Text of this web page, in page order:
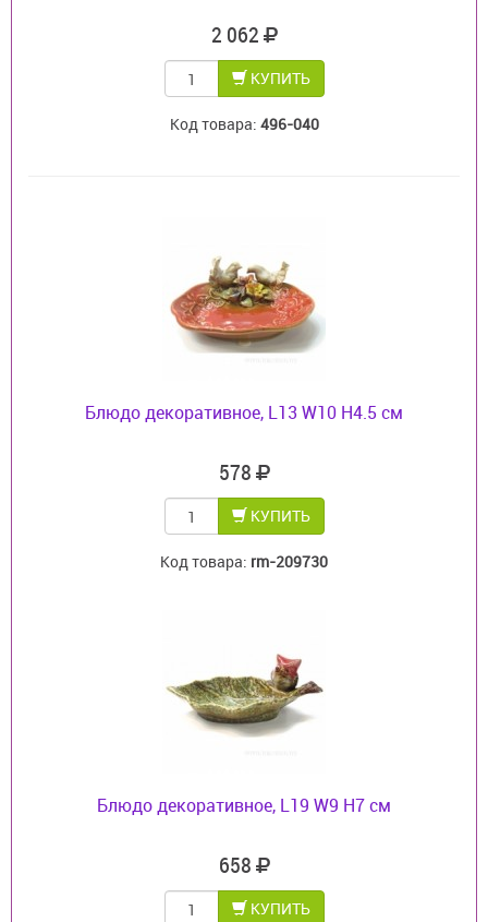
2 062
КУПИТЬ
Код товара: 496-040
Блюдо декоративное, L13 W10 H4.5 см
578
КУПИТЬ
Код товара: rm-209730
Блюдо декоративное, L19 W9 H7 см
658
КУПИТЬ